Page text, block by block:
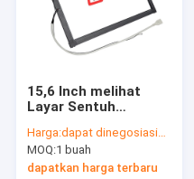
15,6 Inch melihat
Layar Sentuh
Permukaan Dengan
Bingkai Aluminium
Harga:dapat dinegosiasikan
MOQ:1 buah
dapatkan harga terbaru